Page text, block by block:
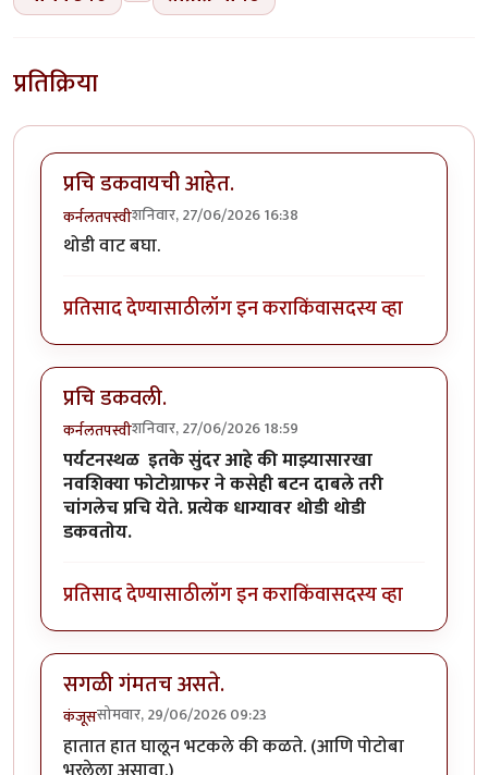
प्रतिक्रिया
प्रचि डकवायची आहेत.
कर्नलतपस्वीशनिवार, 27/06/2026 16:38
थोडी वाट बघा.
प्रतिसाद देण्यासाठीलॉग इन कराकिंवासदस्य व्हा
प्रचि डकवली.
कर्नलतपस्वीशनिवार, 27/06/2026 18:59
पर्यटनस्थळ इतके सुंदर आहे की माझ्यासारखा
नवशिक्या फोटोग्राफर ने कसेही बटन दाबले तरी
चांगलेच प्रचि येते. प्रत्येक धाग्यावर थोडी थोडी
डकवतोय.
प्रतिसाद देण्यासाठीलॉग इन कराकिंवासदस्य व्हा
सगळी गंमतच असते.
कंजूससोमवार, 29/06/2026 09:23
हातात हात घालून भटकले की कळते. (आणि पोटोबा